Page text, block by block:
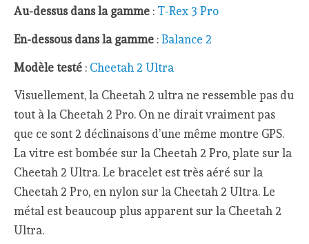
Au-dessus dans la gamme : T-Rex 3 Pro
En-dessous dans la gamme :Balance 2
Modèle testé : Cheetah 2 Ultra
Visuellement, la Cheetah 2 ultra ne ressemble pas du
tout à la Cheetah 2 Pro. On ne dirait vraiment pas
que ce sont 2 déclinaisons d’une même montre GPS.
La vitre est bombée sur la Cheetah 2 Pro, plate sur la
Cheetah 2 Ultra. Le bracelet est très aéré sur la
Cheetah 2 Pro, en nylon sur la Cheetah 2 Ultra. Le
métal est beaucoup plus apparent sur la Cheetah 2
Ultra.